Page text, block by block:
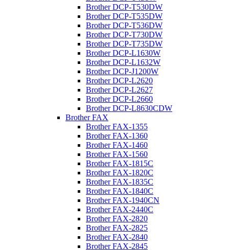
Brother DCP-T530DW
Brother DCP-T535DW
Brother DCP-T536DW
Brother DCP-T730DW
Brother DCP-T735DW
Brother DCP-L1630W
Brother DCP-L1632W
Brother DCP-J1200W
Brother DCP-L2620
Brother DCP-L2627
Brother DCP-L2660
Brother DCP-L8630CDW
Brother FAX
Brother FAX-1355
Brother FAX-1360
Brother FAX-1460
Brother FAX-1560
Brother FAX-1815C
Brother FAX-1820C
Brother FAX-1835C
Brother FAX-1840C
Brother FAX-1940CN
Brother FAX-2440C
Brother FAX-2820
Brother FAX-2825
Brother FAX-2840
Brother FAX-2845